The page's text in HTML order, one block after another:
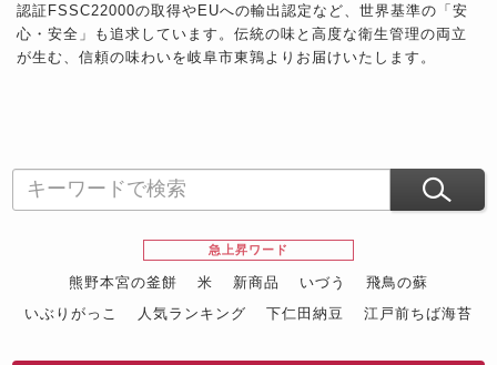
認証FSSC22000の取得やEUへの輸出認定など、世界基準の「安
心・安全」も追求しています。伝統の味と高度な衛生管理の両立
が生む、信頼の味わいを岐阜市東鶉よりお届けいたします。
急上昇ワード
熊野本宮の釜餅 米 新商品 いづう
飛鳥の蘇
いぶりがっこ
人気ランキング 下仁田納豆
江戸前ちば海苔